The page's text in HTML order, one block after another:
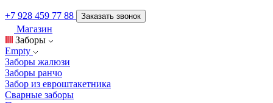
+7 928 459 77 88 Заказать звонок
Магазин
Заборы
Empty
Заборы жалюзи
Заборы ранчо
Забор из евроштакетника
Сварные заборы